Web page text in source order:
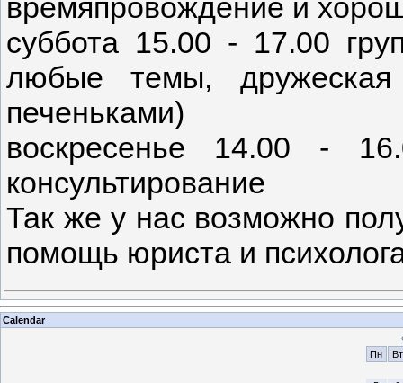
времяпровождение и
суббота 15.00 - 17.00
любые темы,
печеньками)
воскресенье 14.00 -
консультирование
Так же у нас возможно
помощь юриста и
Calendar
Пн
Вт